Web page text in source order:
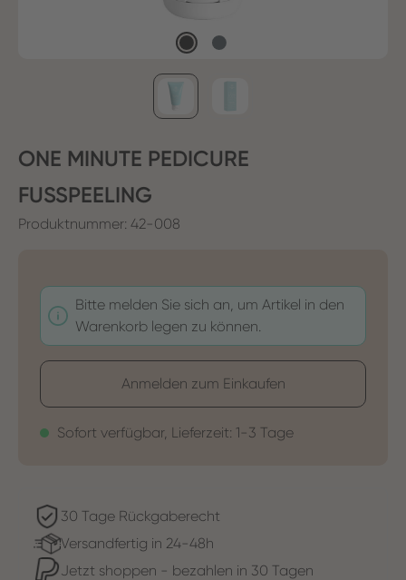
ONE MINUTE PEDICURE
FUSSPEELING
Produktnummer: 42-008
Bitte melden Sie sich an, um Artikel in den
Warenkorb legen zu können.
Anmelden zum Einkaufen
Sofort verfügbar, Lieferzeit: 1-3 Tage
30 Tage Rückgaberecht
Versandfertig in 24-48h
Jetzt shoppen - bezahlen in 30 Tagen